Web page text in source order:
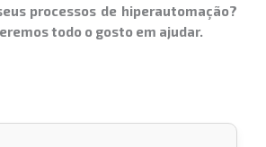
processos de hiperautomação?
todo o gosto em ajudar.